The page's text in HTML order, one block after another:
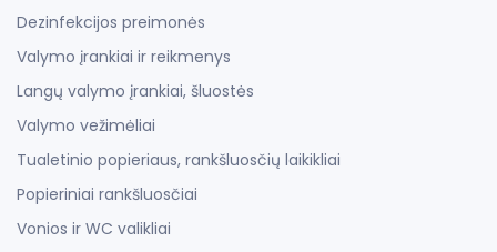
Dezinfekcijos preimonės
Valymo įrankiai ir reikmenys
Langų valymo įrankiai, šluostės
Valymo vežimėliai
Tualetinio popieriaus, rankšluosčių laikikliai
Popieriniai rankšluosčiai
Vonios ir WC valikliai